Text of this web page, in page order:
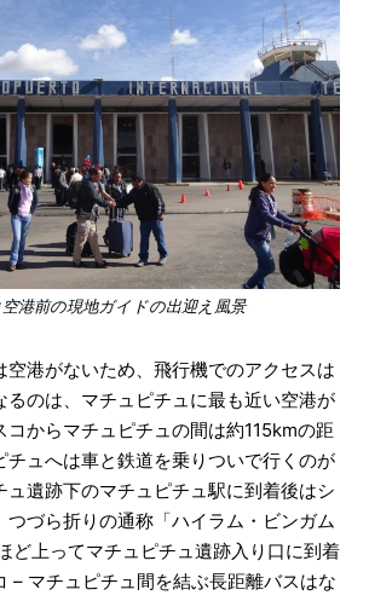
港前の現地ガイドの出迎え風景
港がないため、飛行機でのアクセスは
のは、 マチュピチュに最も近い空港が
コからマチュピチュの間は約115kmの距
チュへは車と鉄道を乗りついで行くのが
ュ遺跡下のマチュピチュ駅に到着後はシ
つづら折りの通称「ハイラム・ビンガム
ど上ってマチュピチュ遺跡入り口に到着
– マチュピチュ間を結ぶ長距離バスはな